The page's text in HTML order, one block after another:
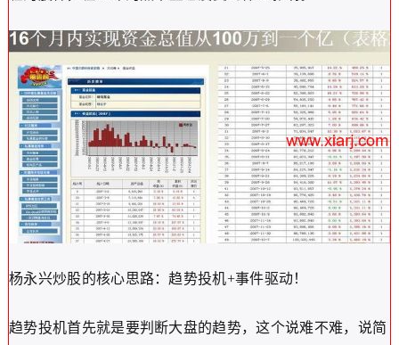
杨永兴炒股的核心思路：趋势投机+事件驱动！
趋势投机首先就是要判断大盘的趋势，这个说难不难，说简